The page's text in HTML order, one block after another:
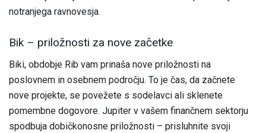
notranjega ravnovesja.
Bik – priložnosti za nove začetke
Biki, obdobje Rib vam prinaša nove priložnosti na
poslovnem in osebnem področju. To je čas, da začnete
nove projekte, se povežete s sodelavci ali sklenete
pomembne dogovore. Jupiter v vašem finančnem sektorju
spodbuja dobičkonosne priložnosti – prisluhnite svoji